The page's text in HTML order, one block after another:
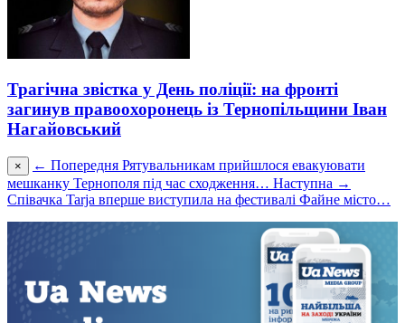
Трагічна звістка у День поліції: на фронті
загинув правоохоронець із Тернопільщини Іван
Нагайовський
× ← Попередня Рятувальникам прийшлося евакуювати
мешканку Тернополя під час сходження… Наступна →
Співачка Tarja вперше виступила на фестивалі Файне місто…